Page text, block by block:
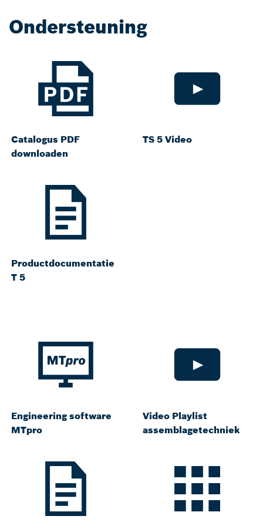
Ondersteuning
Catalogus PDF
downloaden
TS 5 Video
Productdocumentatie
T 5
Engineering software
MTpro
Video Playlist
assemblagetechniek